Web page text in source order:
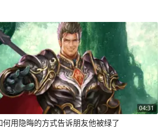
04:31
何用隐晦的方式告诉朋友他被绿了